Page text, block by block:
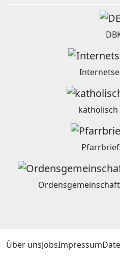
Über unsJobsImpressum